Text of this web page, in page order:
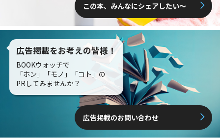
この本、みんなにシェアしたい〜
広告掲載をお考えの皆様！
BOOKウォッチで
「ホン」「モノ」「コト」の
PRしてみませんか？
広告掲載のお問い合わせ